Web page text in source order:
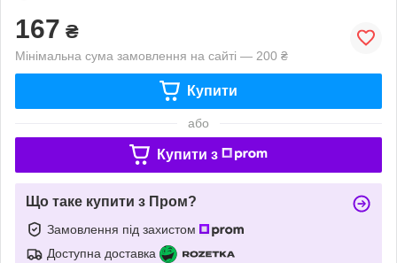
167 ₴
Мінімальна сума замовлення на сайті — 200 ₴
Купити
або
Купити з
Що таке купити з Пром?
Замовлення під захистом
Доступна доставка